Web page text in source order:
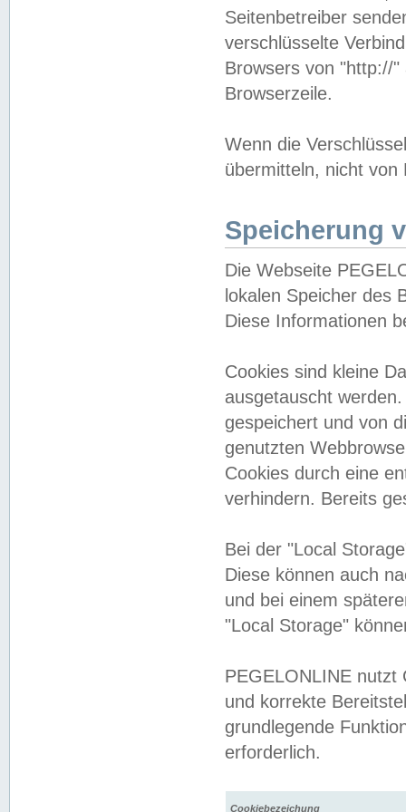
Seitenbetreiber
verschlüsselte
Browsers von "http://
Browserzeile.
Wenn die
übermitteln, nicht von
Speicherung
Die Webseite
lokalen Speicher des
Diese Informationen
Cookies sind kleine
ausgetauscht
gespeichert und von
genutzten
Cookies durch eine
verhindern. Bereits
Bei der "Local
Diese können auch
und bei einem
"Local Storage"
PEGELONLINE nutzt
und korrekte
grundlegende
erforderlich.
Cookiebezeichung